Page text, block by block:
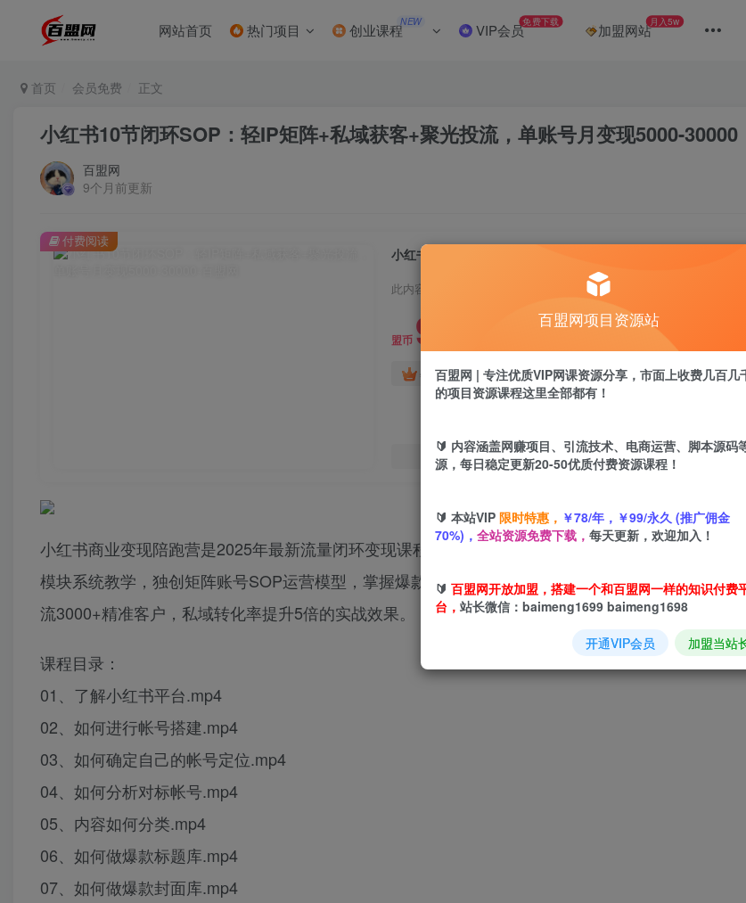
网站首页 热门项目 创业课程NEW VIP会员免费下载 加盟网站月入5w
首页 会员免费 正文
小红书10节闭环SOP：轻IP矩阵+私域获客+聚光投流，单账号月变现5000-30000
百盟网
9个月前更新
小红书10节闭环SOP：轻IP矩阵+私域获客+聚光投流，单账号
此内容为付费阅读，请付费后查看
盟币 9.9
年卡会员免费 永久会员免费
您当前未登录！建议登陆后
付费阅读
小红书商业变现陪跑营‌是2025年最新流量闭环变现课程，涵盖轻IP打造+私域转化+聚光投流三大核
模块系统教学，独创矩阵账号SOP运营模型，掌握爆款标题库搭建、批量内容生产、精准投流技巧
流3000+精准客户，私域转化率提升5倍的实战效果。
课程目录：
01、了解小红书平台.mp4
02、如何进行帐号搭建.mp4
03、如何确定自己的帐号定位.mp4
04、如何分析对标帐号.mp4
05、内容如何分类.mp4
06、如何做爆款标题库.mp4
07、如何做爆款封面库.mp4
百盟网项目资源站
百盟网 | 专注优质VIP网课资源分享，市面上收费几百几
的项目资源课程这里全部都有！
🔰 内容涵盖网赚项目、引流技术、电商运营、脚本源码
源，每日稳定更新20-50优质付费资源课程！
🔰 本站VIP 限时特惠， ￥78/年，￥99/永久 (推广佣金
70%)， 全站资源免费下载， 每天更新，欢迎加入！
🔰 百盟网开放加盟，搭建一个和百盟网一样的知识付费
台， 站长微信：baimeng1699 baimeng1698
开通VIP会员 加盟当站